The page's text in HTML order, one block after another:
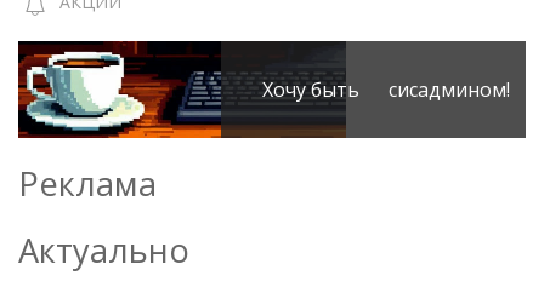
Хочу быть сисадмином!
Реклама
Актуально